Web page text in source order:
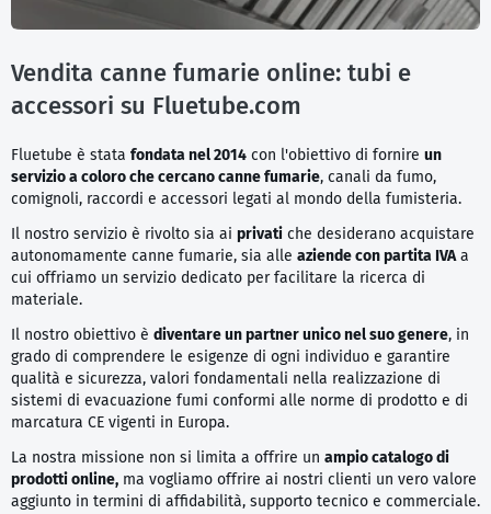
Vendita canne fumarie online: tubi e
accessori su Fluetube.com
Fluetube è stata fondata nel 2014 con l'obiettivo di fornire un
servizio a coloro che cercano canne fumarie, canali da fumo,
comignoli, raccordi e accessori legati al mondo della fumisteria.
Il nostro servizio è rivolto sia ai privati che desiderano acquistare
autonomamente canne fumarie, sia alle aziende con partita IVAa
cui offriamo un servizio dedicato per facilitare la ricerca di
materiale.
Il nostro obiettivo è diventare un partner unico nel suo genere, in
grado di comprendere le esigenze di ogni individuo e garantire
qualità e sicurezza, valori fondamentali nella realizzazione di
sistemi di evacuazione fumi conformi alle norme di prodotto e di
marcatura CE vigenti in Europa.
La nostra missione non si limita a offrire un ampio catalogo di
prodotti online, ma vogliamo offrire ai nostri clienti un vero valore
aggiunto in termini di affidabilità, supporto tecnico e commerciale.